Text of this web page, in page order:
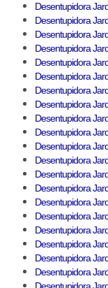
Desentupidora
Desentupidora
Desentupidora
Desentupidora
Desentupidora
Desentupidora
Desentupidora
Desentupidora
Desentupidora
Desentupidora
Desentupidora
Desentupidora
Desentupidora
Desentupidora
Desentupidora
Desentupidora
Desentupidora
Desentupidora
Desentupidora
Desentupidora